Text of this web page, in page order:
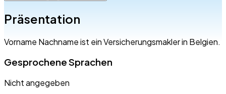
Präsentation
Vorname Nachname ist ein Versicherungsmakler in Belgien.
Gesprochene Sprachen
Nicht angegeben